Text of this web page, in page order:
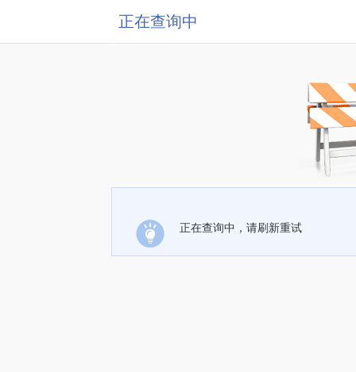
正在查询中
正在查询中，请刷新重试